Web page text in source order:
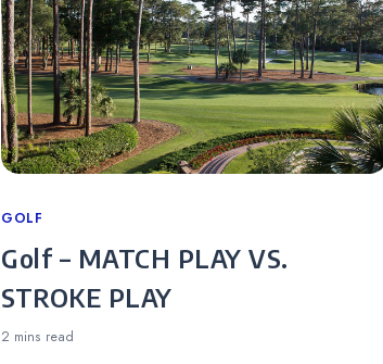
Categories
GOLF
Golf – MATCH PLAY VS.
STROKE PLAY
2 mins read